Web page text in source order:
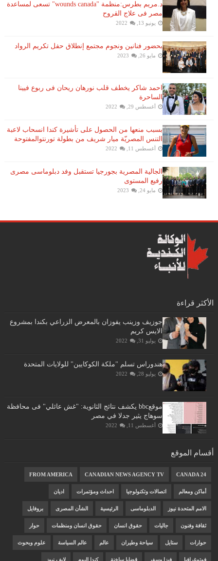
د.مريم بطرس:منظمة "wounds canada" تسعى لمساعدة
مصر فى علاج القروح
يونيو 13, 2022
بحضور فنانين ونجوم مجتمع إنطلاق حفل تكريم الرواد
مايو 26, 2023
احمد شاكر يخطف قلب نورهان ريحان فى ربوع فيينا
الساحرة
أغسطس 29, 2022
بسبب منعها من الحصول على تأشيرة كندا انسحاب لاعبة ​
التنس​ المصريّة ​ميار شريف​ من بطولة ​تورنتو​المفتوحة
أغسطس 11, 2022
الجالية المصرية بجورجيا تستقبل وفد دبلوماسى مصرى
رفيع المستوى
مايو 24, 2023
الأكثر قراءة
جوزيف وزينب يفوزان بالمعرض الزراعي بكندا بمشروع
الايس كريم
يوليو 31, 2022
هندوراس تسلم "ملكة الكوكايين" للولايات المتحدة
يوليو 28, 2022
موقعbbc يكشف نتائج الثانوية: "غش عائلي" فى محافظة
سوهاج يثير جدلا في مصر
أغسطس 11, 2022
أقسام الموقع
CANADA 24
CANADIAN NEWS AGENCY TV
FROM AMERICA
أماكن ومعالم اتصالات وتكنولوجيا احداث ومؤتمرات اديان
الامم المتحدة نيوز الدبلوماسى الرئيسية الشأن المصرى بروفايل
ثقافة وفنون جاليات حقوق انسان حقوق انسان ومنظمات حوار
حوارات ستايل سياحة وطيران عالم عالم السياسة علوم وبحوث
فوتوغرافيا فيزا وسفر قضايا ساخنة كندا اليوم لايف نيوز